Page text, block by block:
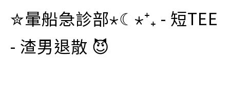
✮暈船急診部⋆☾⋆⁺₊ - 短TEE
- 渣男退散 😈